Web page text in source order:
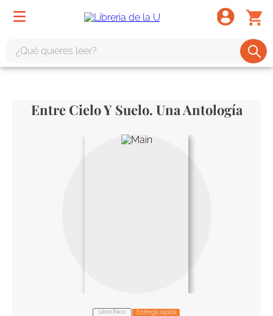
Entre Cielo Y Suelo. Una Antología
Libro físico Entrega rápida